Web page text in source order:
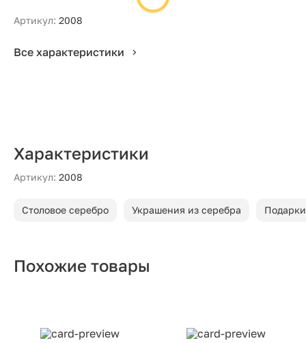
Артикул: 2008
Все характеристики
Характеристики
Артикул: 2008
Столовое серебро Украшения из серебра
Похожие товары